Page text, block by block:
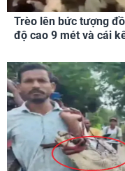
Trèo lên bức tượng
độ cao 9 mét và cái